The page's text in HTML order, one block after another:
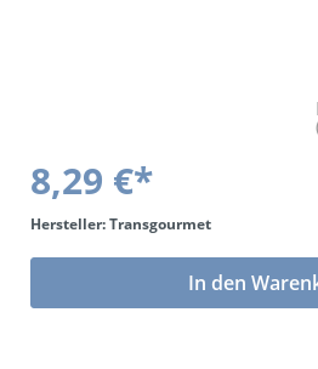
8,29 €*
Hersteller: Transgourmet
In den